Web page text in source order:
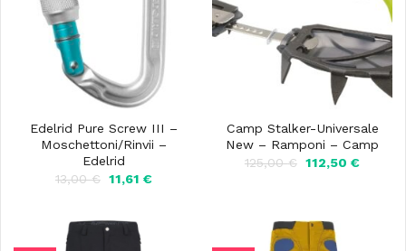
Edelrid Pure Screw III –
Moschettoni/Rinvii –
Edelrid
13,00€ Il
13,00 €.
11,61€Il
Camp Stalker-Universale
New – Ramponi – Camp
125,00€ Il
112,50€Il